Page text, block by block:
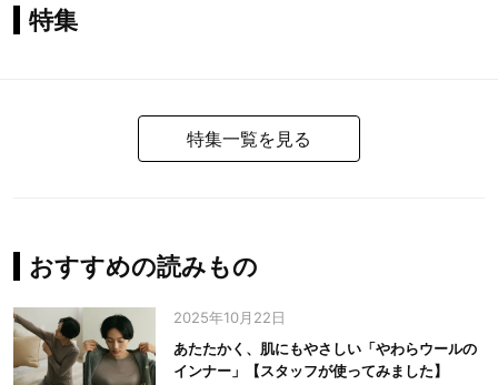
特集
特集一覧を見る
おすすめの読みもの
2025年10月22日
あたたかく、肌にもやさしい「やわらウールの
インナー」【スタッフが使ってみました】